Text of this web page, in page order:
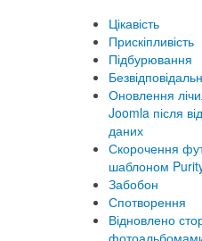
Цікавість
Прискіпливість
Підбурювання
Оновлення
Joomla після
даних
Скорочення
шаблоном
Забобон
Спотворення
Відновлено